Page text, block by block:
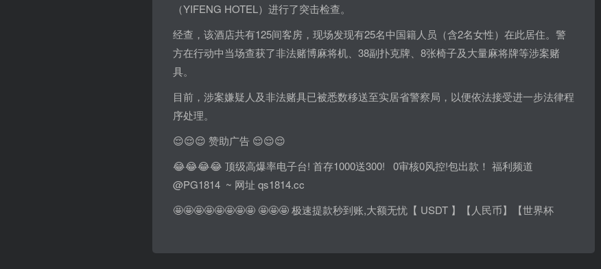
（YIFENG HOTEL）进行了突击检查。
经查，该酒店共有125间客房，现场发现有25名中国籍人员（含2名女性）在此居住。警
方在行动中当场查获了非法赌博麻将机、38副扑克牌、8张椅子及大量麻将牌等涉案赌
具。
目前，涉案嫌疑人及非法赌具已被悉数移送至实居省警察局，以便依法接受进一步法律程
序处理。
😌😌😌 赞助广告 😌😌😌
😂😂😂😂 顶级高爆率电子台! 首存1000送300! 0审核0风控!包出款！ 福利频道
@PG1814 ~ 网址 qs1814.cc
🤩🤩🤩🤩🤩🤩🤩🤩 🤩🤩🤩 极速提款秒到账,大额无忧【 USDT 】【人民币】【世界杯